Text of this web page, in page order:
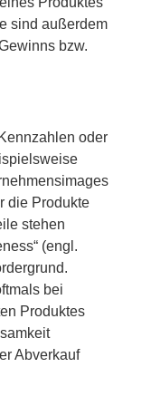
sind außerdem
bzw.
oder
die Produkte
stehen
(engl.
bei
Produktes
Abverkauf